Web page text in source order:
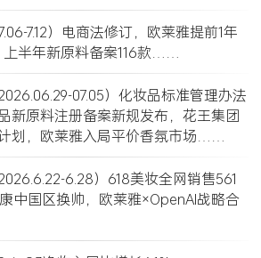
7.12）电商法修订，欧莱雅提前1年
上半年新原料备案116款……
07.05）化妆品标准管理办法
新原料注册备案新规发布，花王集团
划，欧莱雅入局平价香氛市场……
6.28）618美妆全网销售561
中国区换帅，欧莱雅×OpenAI战略合